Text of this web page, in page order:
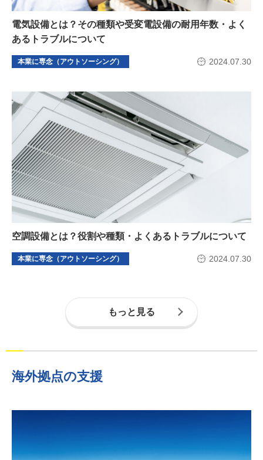
電気設備とは？その種類や受変電設備の耐用年数・よく
あるトラブルについて
本業に専念（アウトソーシング） 2024.07.30
空調設備とは？役割や種類・よくあるトラブルについて
本業に専念（アウトソーシング） 2024.07.30
もっと見る
海外拠点の支援